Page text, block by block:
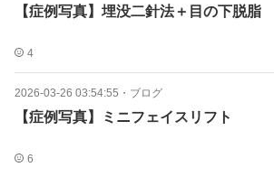
【症例写真】埋没二針法＋目の下脱脂
4
2026-03-26 03:54:55 ・ ブログ
【症例写真】ミニフェイスリフト
6